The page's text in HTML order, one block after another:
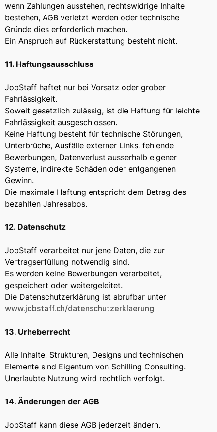
wenn Zahlungen ausstehen, rechtswidrige Inhalte
bestehen, AGB verletzt werden oder technische
Gründe dies erforderlich machen.
Ein Anspruch auf Rückerstattung besteht nicht.
11. Haftungsausschluss
JobStaff haftet nur bei Vorsatz oder grober
Fahrlässigkeit.
Soweit gesetzlich zulässig, ist die Haftung für leichte
Fahrlässigkeit ausgeschlossen.
Keine Haftung besteht für technische Störungen,
Unterbrüche, Ausfälle externer Links, fehlende
Bewerbungen, Datenverlust ausserhalb eigener
Systeme, indirekte Schäden oder entgangenen
Gewinn.
Die maximale Haftung entspricht dem Betrag des
bezahlten Jahresabos.
12. Datenschutz
JobStaff verarbeitet nur jene Daten, die zur
Vertragserfüllung notwendig sind.
Es werden keine Bewerbungen verarbeitet,
gespeichert oder weitergeleitet.
Die Datenschutzerklärung ist abrufbar unter
www.jobstaff.ch/datenschutzerklaerung
13. Urheberrecht
Alle Inhalte, Strukturen, Designs und technischen
Elemente sind Eigentum von Schilling Consulting.
Unerlaubte Nutzung wird rechtlich verfolgt.
14. Änderungen der AGB
JobStaff kann diese AGB jederzeit ändern.